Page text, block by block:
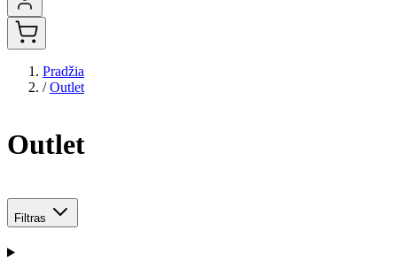
Pradžia
/ Outlet
Outlet
Filtras